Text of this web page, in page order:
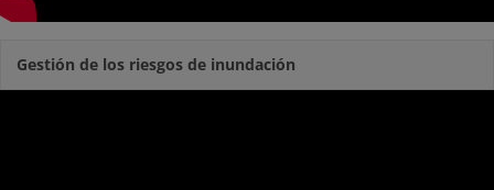
Gestión de los riesgos de inundación